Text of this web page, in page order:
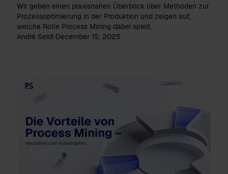
Wir geben einen praxisnahen Überblick über Methoden zur
Prozessoptimierung in der Produktion und zeigen auf,
welche Rolle Process Mining dabei spielt.
André Seidl·December 15, 2025